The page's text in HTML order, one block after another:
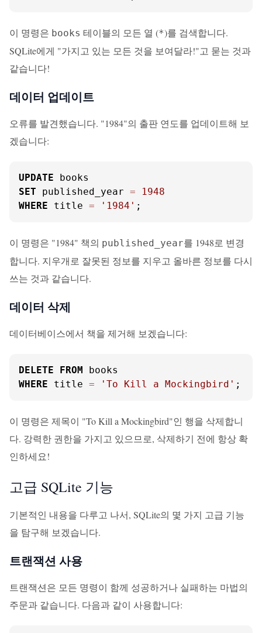
이 명령은 books 테이블의 모든 열 (*)를 검색합니다.
SQLite에게 "가지고 있는 모든 것을 보여달라!"고 묻는 것과
같습니다!
데이터 업데이트
오류를 발견했습니다. "1984"의 출판 연도를 업데이트해 보
겠습니다:
UPDATE
SET published_year =
1948
WHERE title = '1984' ;
이 명령은 "1984" 책의 published_year를 1948로 변경
합니다. 지우개로 잘못된 정보를 지우고 올바른 정보를 다시
쓰는 것과 같습니다.
데이터 삭제
데이터베이스에서 책을 제거해 보겠습니다:
DELETE FROM
WHERE title = 'To Kill a Mockingbird' ;
이 명령은 제목이 "To Kill a Mockingbird"인 행을 삭제합니
다. 강력한 권한을 가지고 있으므로, 삭제하기 전에 항상 확
인하세요!
고급 SQLite 기능
기본적인 내용을 다루고 나서, SQLite의 몇 가지 고급 기능
을 탐구해 보겠습니다.
트랜잭션 사용
트랜잭션은 모든 명령이 함께 성공하거나 실패하는 마법의
주문과 같습니다. 다음과 같이 사용합니다: